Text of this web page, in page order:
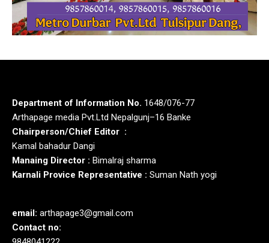
Department of Information No. 1648/076-77
Arthapage media Pvt.Ltd Nepalgunj–16 Banke
Chairperson/Chief Editor :
Kamal bahadur Dangi
Manaing Director : Bimalraj sharma
Karnali Provice Representative : Suman Nath yogi
email: arthapage3@gmail.com
Contact no: